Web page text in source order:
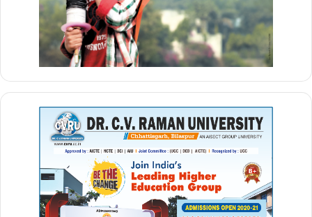
Information dissemination: The media serves as a primary
source of information about human rights issues. It
reports on human rights violations, social injustices, and
about ongoing challenges. By providing accurate and
timely information, the media helps create a more
informed citizenry and fosters public discourse around